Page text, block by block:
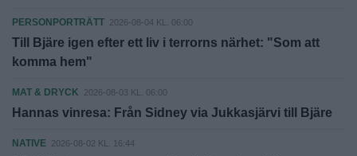
PERSONPORTRÄTT 2026-08-04 KL. 06:00
Till Bjäre igen efter ett liv i terrorns närhet: "Som att
komma hem"
MAT & DRYCK 2026-08-03 KL. 06:00
Hannas vinresa: Från Sidney via Jukkasjärvi till Bjäre
NATIVE 2026-08-02 KL. 16:44